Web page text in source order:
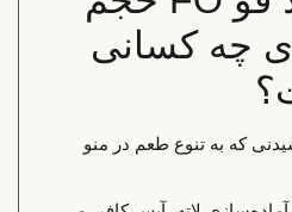
چه کسانی
که به تنوع طعم در منو